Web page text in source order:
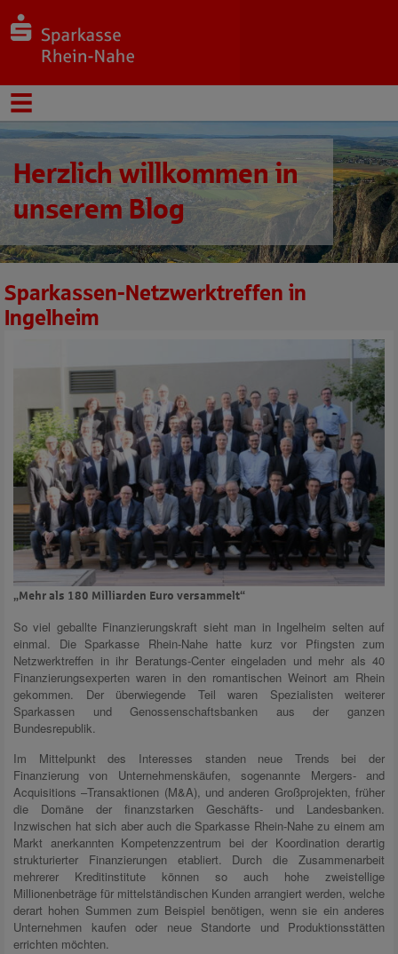
Herzlich willkommen in
unserem Blog
Sparkassen-Netzwerktreffen in
Ingelheim
„Mehr als 180 Milliarden Euro versammelt“
So viel geballte Finanzierungskraft sieht man in Ingelheim selten auf
einmal. Die Sparkasse Rhein-Nahe hatte kurz vor Pfingsten zum
Netzwerktreffen in ihr Beratungs-Center eingeladen und mehr als 40
Finanzierungsexperten waren in den romantischen Weinort am Rhein
gekommen. Der überwiegende Teil waren Spezialisten weiterer
Sparkassen und Genossenschaftsbanken aus der ganzen
Bundesrepublik.
Im Mittelpunkt des Interesses standen neue Trends bei der
Finanzierung von Unternehmenskäufen, sogenannte Mergers- and
Acquisitions –Transaktionen (M&A), und anderen Großprojekten, früher
die Domäne der finanzstarken Geschäfts- und Landesbanken.
Inzwischen hat sich aber auch die Sparkasse Rhein-Nahe zu einem am
Markt anerkannten Kompetenzzentrum bei der Koordination derartig
strukturierter Finanzierungen etabliert. Durch die Zusammenarbeit
mehrerer Kreditinstitute können so auch hohe zweistellige
Millionenbeträge für mittelständischen Kunden arrangiert werden, welche
derart hohen Summen zum Beispiel benötigen, wenn sie ein anderes
Unternehmen kaufen oder neue Standorte und Produktionsstätten
errichten möchten.